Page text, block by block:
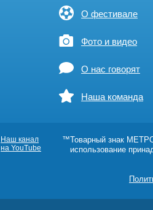
О фестивале
Фото и видео
О нас говорят
Наша команда
Наш канал
на YouTube
™Товарный знак
использование